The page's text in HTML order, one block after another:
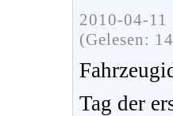
2010-04-
(Gelesen:
Tag der